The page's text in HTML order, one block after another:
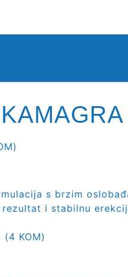
s brzim
i stabilnu
(4 KOM)